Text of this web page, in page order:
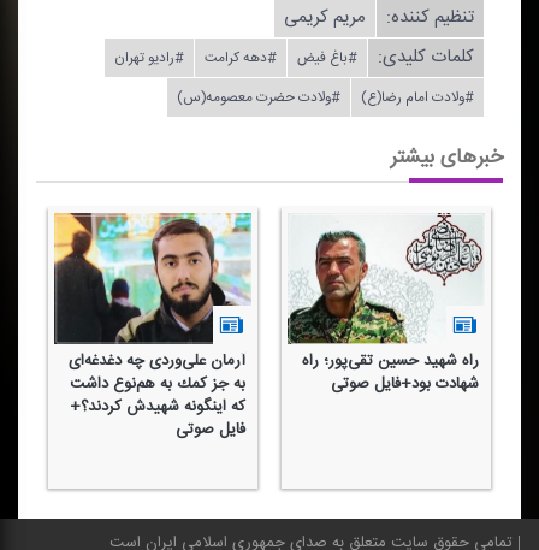
تنظیم كننده:
مریم كریمی
کلمات کلیدی:
#باغ فیض #دهه كرامت
#رادیو تهران
#ولادت امام رضا(ع)
#ولادت حضرت معصومه(س)
خبرهای بیشتر
راه شهید حسین تقی‌پور؛ راه
شهادت بود+فایل صوتی
آرمان علی‌وردی چه دغدغه‌ای
به جز كمك به هم‌نوع داشت
كه اینگونه شهیدش كردند؟+
فایل صوتی
تمامی حقوق سایت متعلق به صدای جمهوری اسلامی ایران است